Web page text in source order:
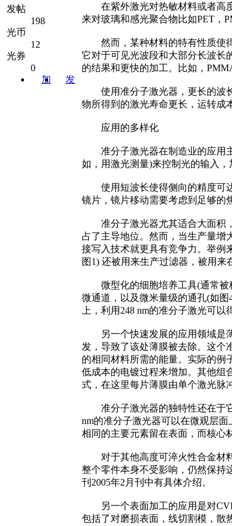
发帖
198
光币
12
光券
0
加
发
在紫外激光对热敏材料或者高度
来对玻璃和感光聚合物比如PET，
然而，某种材料的特有性质使得
它对于可见光波段和大部分长波长
的结果和更快的加工。比如，
使用准分子激光器，更长的波长
物所得到的激光寿命更长，运转成
应用的多样化
准分子激光器在制造业的应用主
如，用激光测量)来控制光的输入，
使用短波长使得侧向的精度可达
镜片，镜片移动需要考虑到足够的
准分子激光器尤其适合大面积，
占了主导地位。然而，当生产量增
接写入技术就更具有竞争力。举例
图1) 还被用来生产过滤器，被用
微型化的细胞培养工具(通常被
微通道，以及微米量级的通孔(如
上，利用248 nm的准分子激光可
另一个快速发展的应用领域是薄
发，导致了该处薄膜被去除。这个
的相同材料所需的能量。实际的例
低成本的电镀过程来增加。其他组
式，在这里每片薄膜由单个激光脉
准分子激光器的独特性还在于它
nm的准分子激光器可以在微观层
相同的主要元素留在表面，而核心
对于其他高度可淬火性合金材料
整个零件本身不受影响，仍然保持
刊2005年2月刊中有具体介绍。
另一个表面加工的应用是对CVD
包括了对磨损表面，线切割模，散